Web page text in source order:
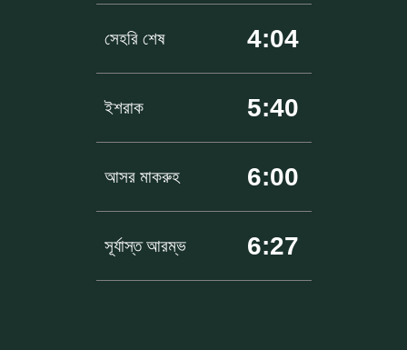
সেহরি শেষ 4:04
ইশরাক 5:40
আসর মাকরুহ 6:00
সূর্যাস্ত আরম্ভ 6:27